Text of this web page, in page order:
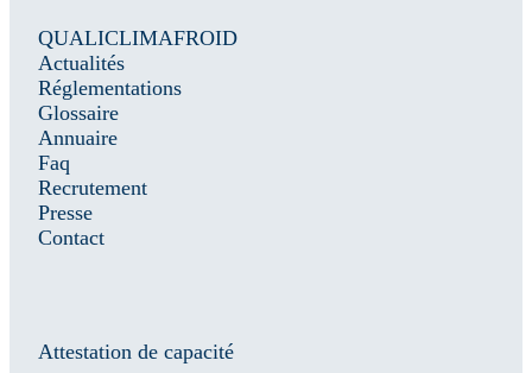
QUALICLIMAFROID
Actualités
Réglementations
Glossaire
Annuaire
Faq
Recrutement
Presse
Contact
Attestation de capacité